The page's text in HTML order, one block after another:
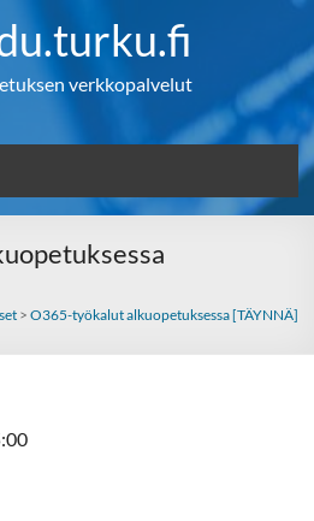
verkkopalvelut
> O365-työkalut alkuopetuksessa [TÄYNNÄ]